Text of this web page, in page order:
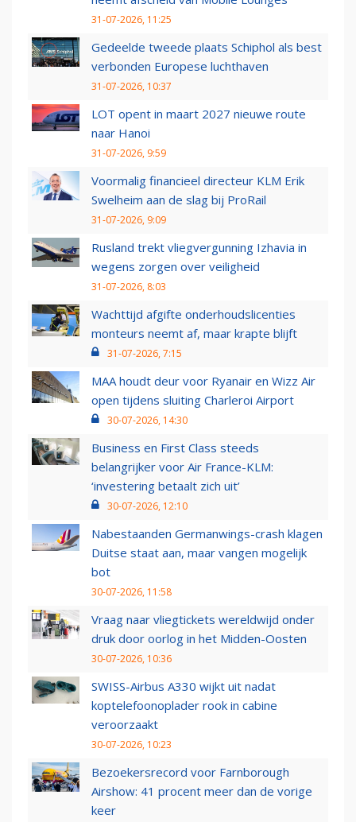
31-07-2026, 11:25
Gedeelde tweede plaats Schiphol als best
verbonden Europese luchthaven
31-07-2026, 10:37
LOT opent in maart 2027 nieuwe route
naar Hanoi
31-07-2026, 9:59
Voormalig financieel directeur KLM Erik
Swelheim aan de slag bij ProRail
31-07-2026, 9:09
Rusland trekt vliegvergunning Izhavia in
wegens zorgen over veiligheid
31-07-2026, 8:03
Wachttijd afgifte onderhoudslicenties
monteurs neemt af, maar krapte blijft
31-07-2026, 7:15
MAA houdt deur voor Ryanair en Wizz Air
open tijdens sluiting Charleroi Airport
30-07-2026, 14:30
Business en First Class steeds
belangrijker voor Air France-KLM:
‘investering betaalt zich uit’
30-07-2026, 12:10
Nabestaanden Germanwings-crash klagen
Duitse staat aan, maar vangen mogelijk
bot
30-07-2026, 11:58
Vraag naar vliegtickets wereldwijd onder
druk door oorlog in het Midden-Oosten
30-07-2026, 10:36
SWISS-Airbus A330 wijkt uit nadat
koptelefoonoplader rook in cabine
veroorzaakt
30-07-2026, 10:23
Bezoekersrecord voor Farnborough
Airshow: 41 procent meer dan de vorige
keer